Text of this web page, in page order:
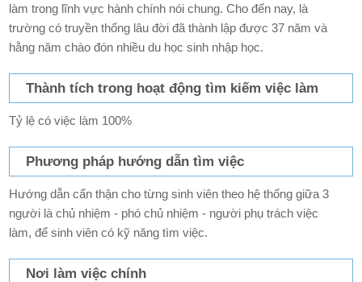
làm trong lĩnh vực hành chính nói chung. Cho đến nay, là
trường có truyền thống lâu đời đã thành lập được 37 năm và
hằng năm chào đón nhiều du học sinh nhập học.
Thành tích trong hoạt động tìm kiếm việc làm
Tỷ lệ có việc làm 100%
Phương pháp hướng dẫn tìm việc
Hướng dẫn cẩn thận cho từng sinh viên theo hệ thống giữa 3
người là chủ nhiệm - phó chủ nhiệm - người phụ trách việc
làm, để sinh viên có kỹ năng tìm việc.
Nơi làm việc chính